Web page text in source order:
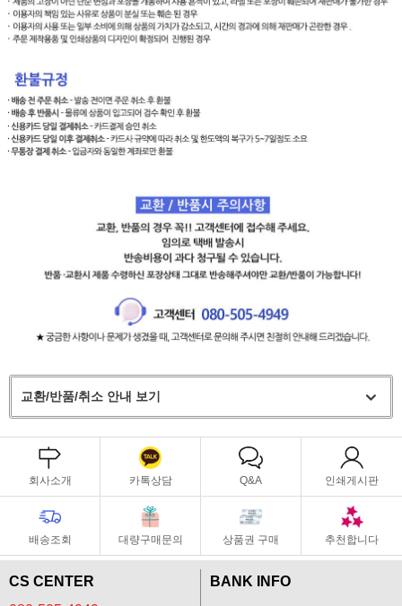
교환/반품/취소 안내 보기
회사소개 카톡상담 Q&A 인쇄게시판
배송조회 대량구매문의 상품권 구매 추천합니다
CS CENTER
BANK INFO